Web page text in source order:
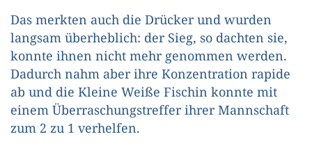
Das merkten auch die Drücker und wurden
langsam überheblich: der Sieg, so dachten sie,
konnte ihnen nicht mehr genommen werden.
Dadurch nahm aber ihre Konzentration rapide
ab und die Kleine Weiße Fischin konnte mit
einem Überraschungstreffer ihrer Mannschaft
zum 2 zu 1 verhelfen.